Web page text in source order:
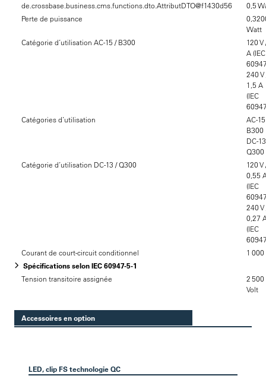
de.crossbase.business.cms.functions.dto.AttributDTO@f1430d56
0,5
Perte de puissance
Watt
Catégorie d’utilisation AC-15 / B300
120 V
A (IEC
240 V
1,5 A
(IEC
Catégories d’utilisation
AC-
B300
DC-
Q300
Catégorie d’utilisation DC-13 / Q300
120 V
0,55
(IEC
240 V
0,27
(IEC
Courant de court-circuit conditionnel
1 000
Spécifications selon IEC 60947-5-1
Tension transitoire assignée
2 500
Volt
Accessoires en option
LED, clip FS technologie QC